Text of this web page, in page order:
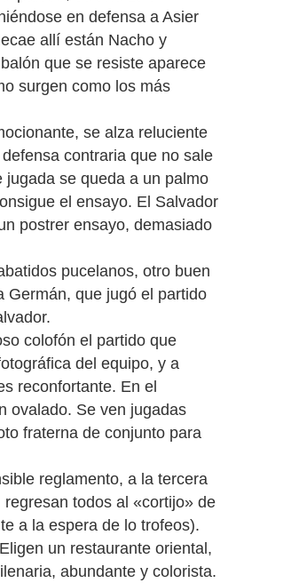
en defensa a Asier
allí están Nacho y
que se resiste aparece
surgen como los más
se alza reluciente
contraria que no sale
se queda a un palmo
el ensayo. El Salvador
postrer ensayo, demasiado
pucelanos, otro buen
Germán, que jugó el partido
colofón el partido que
del equipo, y a
reconfortante. En el
ovalado. Se ven jugadas
fraterna de conjunto para
reglamento, a la tercera
todos al «cortijo» de
a la espera de lo trofeos).
un restaurante oriental,
abundante y colorista.